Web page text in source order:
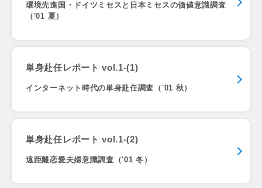
環境先進国・ドイツミセスと日本ミセスの価値意識調査
（'01 夏）
単身赴任レポート vol.1-(1)
インターネット時代の単身赴任調査（'01 秋）
単身赴任レポート vol.1-(2)
遠距離恋愛夫婦意識調査（'01 冬）